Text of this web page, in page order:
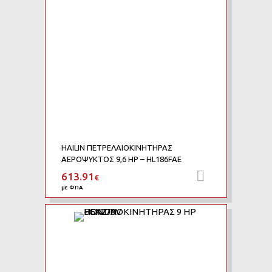
HAILIN ΠΕΤΡΕΛΑΙΟΚΙΝΗΤΗΡΑΣ
ΑΕΡΟΨΥΚΤΟΣ 9,6 HP – HL186FAE
613.91€
με ΦΠΑ